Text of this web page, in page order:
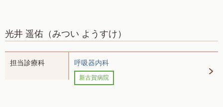
光井 遥佑 （みつい ようすけ）
担当診療科 呼吸器内科
新古賀病院